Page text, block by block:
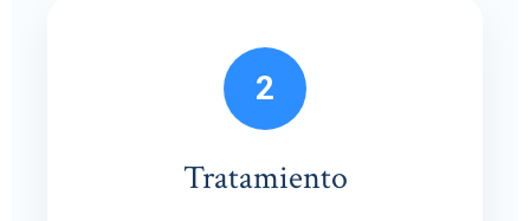
2
Tratamiento